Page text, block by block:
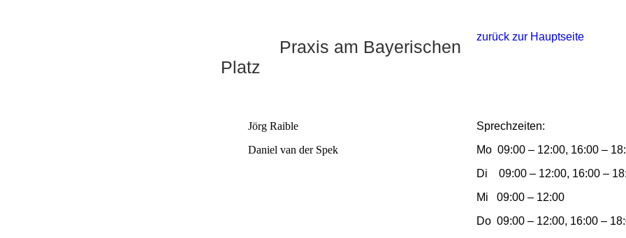
Praxis am Bayerischen
Platz
zurück zur Hauptseite
Jörg Raible
Daniel van der Spek
Sprechzeiten:
Mo 09:00 – 12:00, 16:00 –
Di 09:00 – 12:00, 16:00 –
Mi 09:00 – 12:00
Do 09:00 – 12:00, 16:00 –